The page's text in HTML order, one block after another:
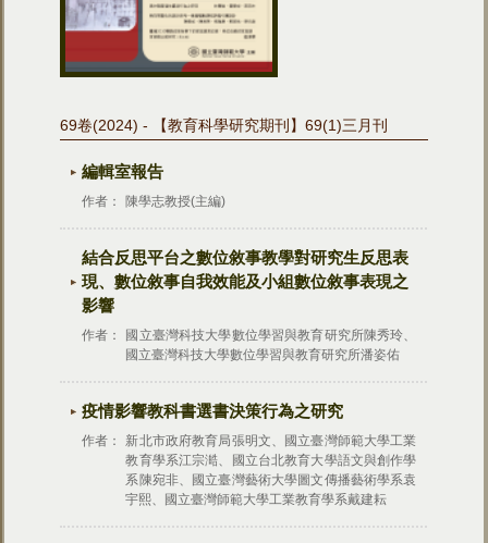
69卷(2024) - 【教育科學研究期刊】69(1)三月刊
編輯室報告
作者： 陳學志教授(主編)
結合反思平台之數位敘事教學對研究生反思表
現、數位敘事自我效能及小組數位敘事表現之
影響
作者：
國立臺灣科技大學數位學習與教育研究所陳秀玲、
國立臺灣科技大學數位學習與教育研究所潘姿佑
疫情影響教科書選書決策行為之研究
作者：
新北市政府教育局張明文、國立臺灣師範大學工業
教育學系江宗澔、國立台北教育大學語文與創作學
系陳宛非、國立臺灣藝術大學圖文傳播藝術學系袁
宇熙、國立臺灣師範大學工業教育學系戴建耘